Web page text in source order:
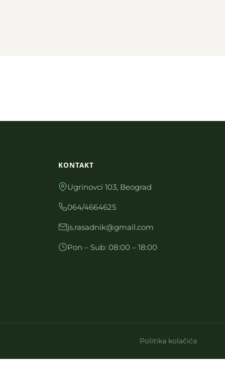
KONTAKT
Ugrinovci 103, Beograd
064/4664625
js.rasadnik@gmail.com
Pon – Sub: 08:00 – 18:00
Politika kolačića